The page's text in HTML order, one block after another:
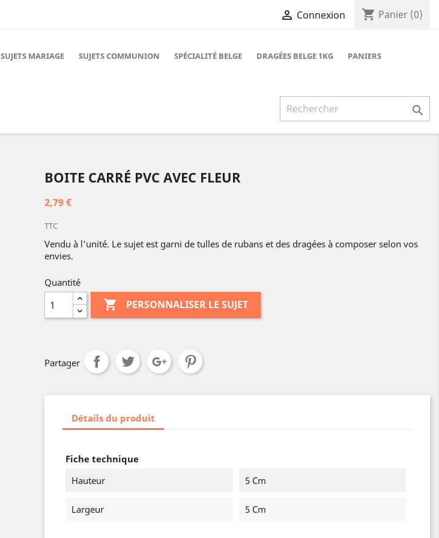
 Connexion shopping_cart Panier (0)
SUJETS MARIAGE SUJETS COMMUNION SPÉCIALITÉ BELGE DRAGÉES BELGE 1KG
PANIERS

BOITE CARRÉ PVC AVEC FLEUR
2,79 €
TTC
Vendu à l'unité. Le sujet est garni de tulles de rubans et des dragées à composer selon vos
envies.
Quantité
 PERSONNALISER LE SUJET
Partager
Détails du produit
Fiche technique
Hauteur
5 Cm
Largeur 5 Cm